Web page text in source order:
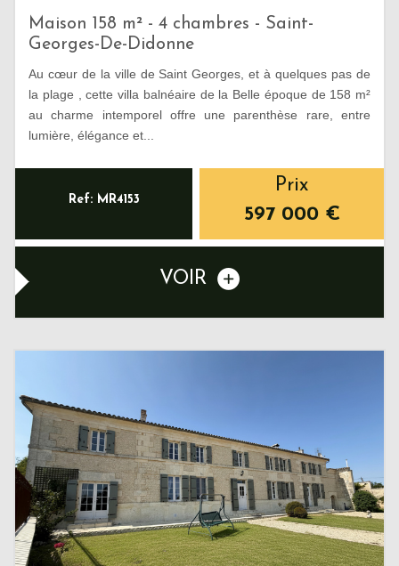
Maison 158 m² - 4 chambres - Saint-
Georges-De-Didonne
Au cœur de la ville de Saint Georges, et à quelques pas de
la plage , cette villa balnéaire de la Belle époque de 158 m²
au charme intemporel offre une parenthèse rare, entre
lumière, élégance et...
Ref: MR4153
Prix
597 000 €
VOIR